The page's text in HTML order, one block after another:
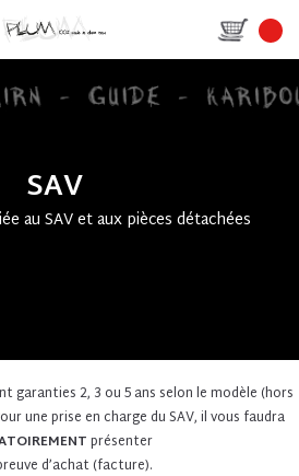
SAV
au SAV et aux pièces détachées
garanties 2, 3 ou 5 ans selon le modèle (hors
une prise en charge du SAV, il vous faudra
présenter
d’achat (facture).